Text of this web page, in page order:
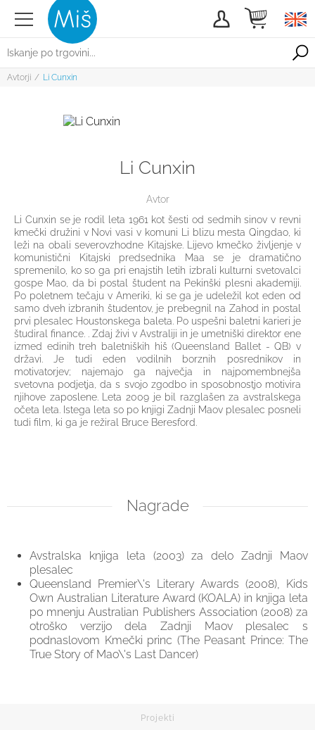
Avtorji / Li Cunxin
Li Cunxin
Avtor
Li Cunxin se je rodil leta 1961 kot šesti od sedmih sinov v revni
kmečki družini v Novi vasi v komuni Li blizu mesta Qingdao, ki
leži na obali severovzhodne Kitajske. Lijevo kmečko življenje v
komunistični Kitajski predsednika Maa se je dramatično
spremenilo, ko so ga pri enajstih letih izbrali kulturni svetovalci
gospe Mao, da bi postal študent na Pekinški plesni akademiji.
Po poletnem tečaju v Ameriki, ki se ga je udeležil kot eden od
samo dveh izbranih študentov, je prebegnil na Zahod in postal
prvi plesalec Houstonskega baleta. Po uspešni baletni karieri je
študiral finance. . Zdaj živi v Avstraliji in je umetniški direktor ene
izmed edinih treh baletniških hiš (Queensland Ballet - QB) v
državi. Je tudi eden vodilnih borznih posrednikov in
motivatorjev; najemajo ga največja in najpomembnejša
svetovna podjetja, da s svojo zgodbo in sposobnostjo motivira
njihove zaposlene. Leta 2009 je bil razglašen za avstralskega
očeta leta. Istega leta so po knjigi Zadnji Maov plesalec posneli
tudi film, ki ga je režiral Bruce Beresford.
Nagrade
Avstralska knjiga leta (2003) za delo Zadnji Maov
plesalec
Queensland Premier\'s Literary Awards (2008), Kids
Own Australian Literature Award (KOALA) in knjiga leta
po mnenju Australian Publishers Association (2008) za
otroško verzijo dela Zadnji Maov plesalec s
podnaslovom Kmečki princ (The Peasant Prince: The
True Story of Mao\'s Last Dancer)